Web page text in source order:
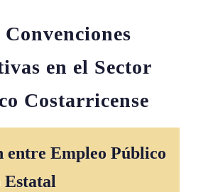
en el Sector
Costarricense
entre Empleo Público